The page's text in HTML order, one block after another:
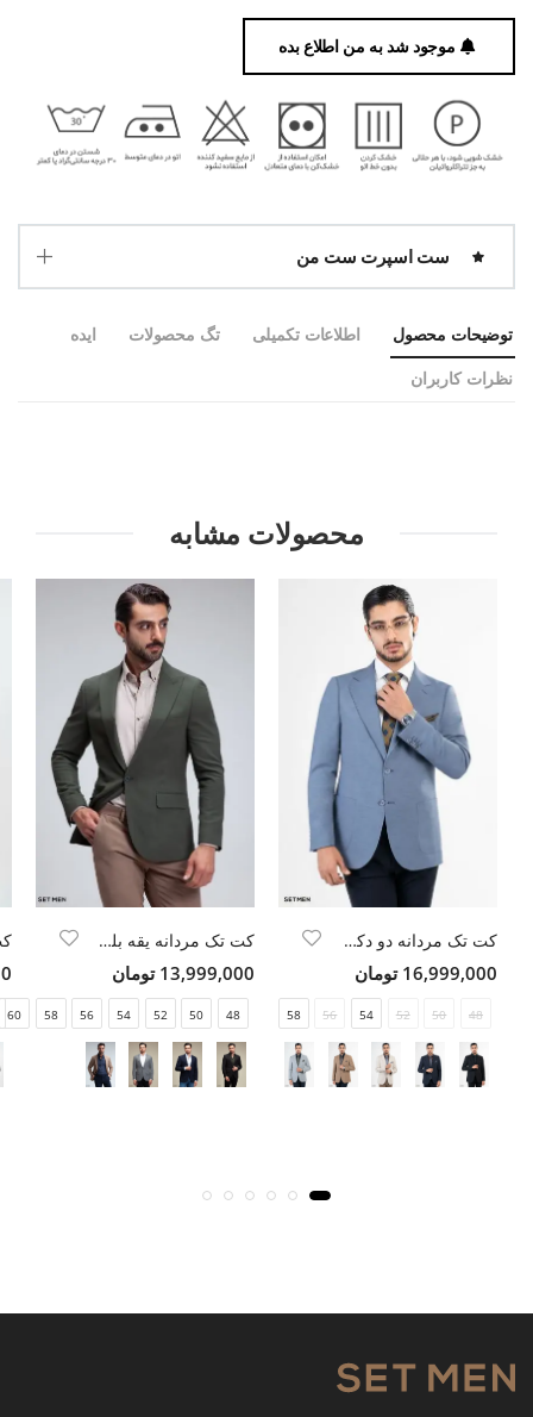
موجود شد به من اطلاع بده
ست اسپرت ست من
توضیحات محصول اطلاعات تکمیلی تگ محصولات ایده
نظرات کاربران
محصولات مشابه
کت تک مردانه دو دکمه ساهارا
16,999,000 تومان
48
50
52
54
56
58
کت تک مردانه یقه بلیزر
13,999,000 تومان
48
50
52
54
56
58
60